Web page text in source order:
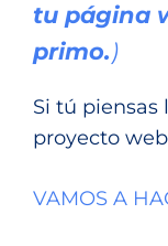
tu página
primo.)
Si tú piensas
proyecto
VAMOS A